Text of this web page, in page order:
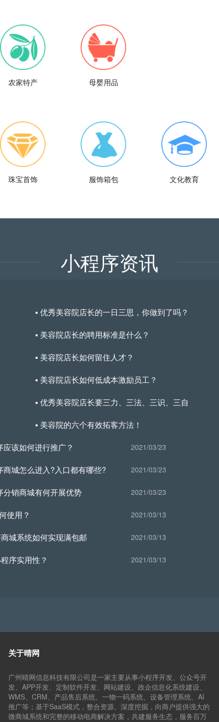
农家特产 母婴用品
珠宝首饰 服饰箱包 文化教育
小程序资讯
▪ 优秀美容院店长的一日三思，你做到了吗？
▪ 美容院店长的聘用标准是什么？
▪ 美容院店长如何留住人才？
▪ 美容院店长如何低成本激励员工？
▪ 优秀美容院店长要三力、三法、三识、三自
▪ 美容院的六个有效拓客方法！
该如何进行推广？
2021/03/23
商城怎么进入?入口都有哪些? 2021/03/23
分销商城有何开展优势 2021/03/23
使用？ 2021/03/13
城系统如何实现满包邮 2021/03/13
序实用性？ 2021/03/13
关于晴网
广州晴网信息科技有限公司是一家主要从事小程序开发、公众号开
发、APP开发、定制软件开发、网站建设、政企信息化系统建设、
WMS、CRM、产品售后系统、一物一码系统、设备管理系统、AI
推广等；基于SaaS模式，整合资源、深度挖掘，向商户提供强大的
微商城系统和完整的移动电商解决方案，共建服务生态，服务百万